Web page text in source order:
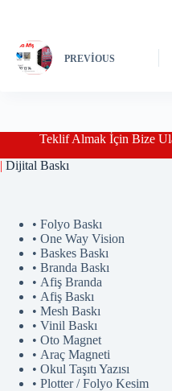
PREVIOUS
Teklif Almak İçin Bize
| Dijital Baskı
• Folyo Baskı
• One Way Vision
• Baskes Baskı
• Branda Baskı
• Afiş Branda
• Afiş Baskı
• Mesh Baskı
• Vinil Baskı
• Oto Magnet
• Araç Magneti
• Okul Taşıtı Yazısı
• Plotter / Folyo Kesim